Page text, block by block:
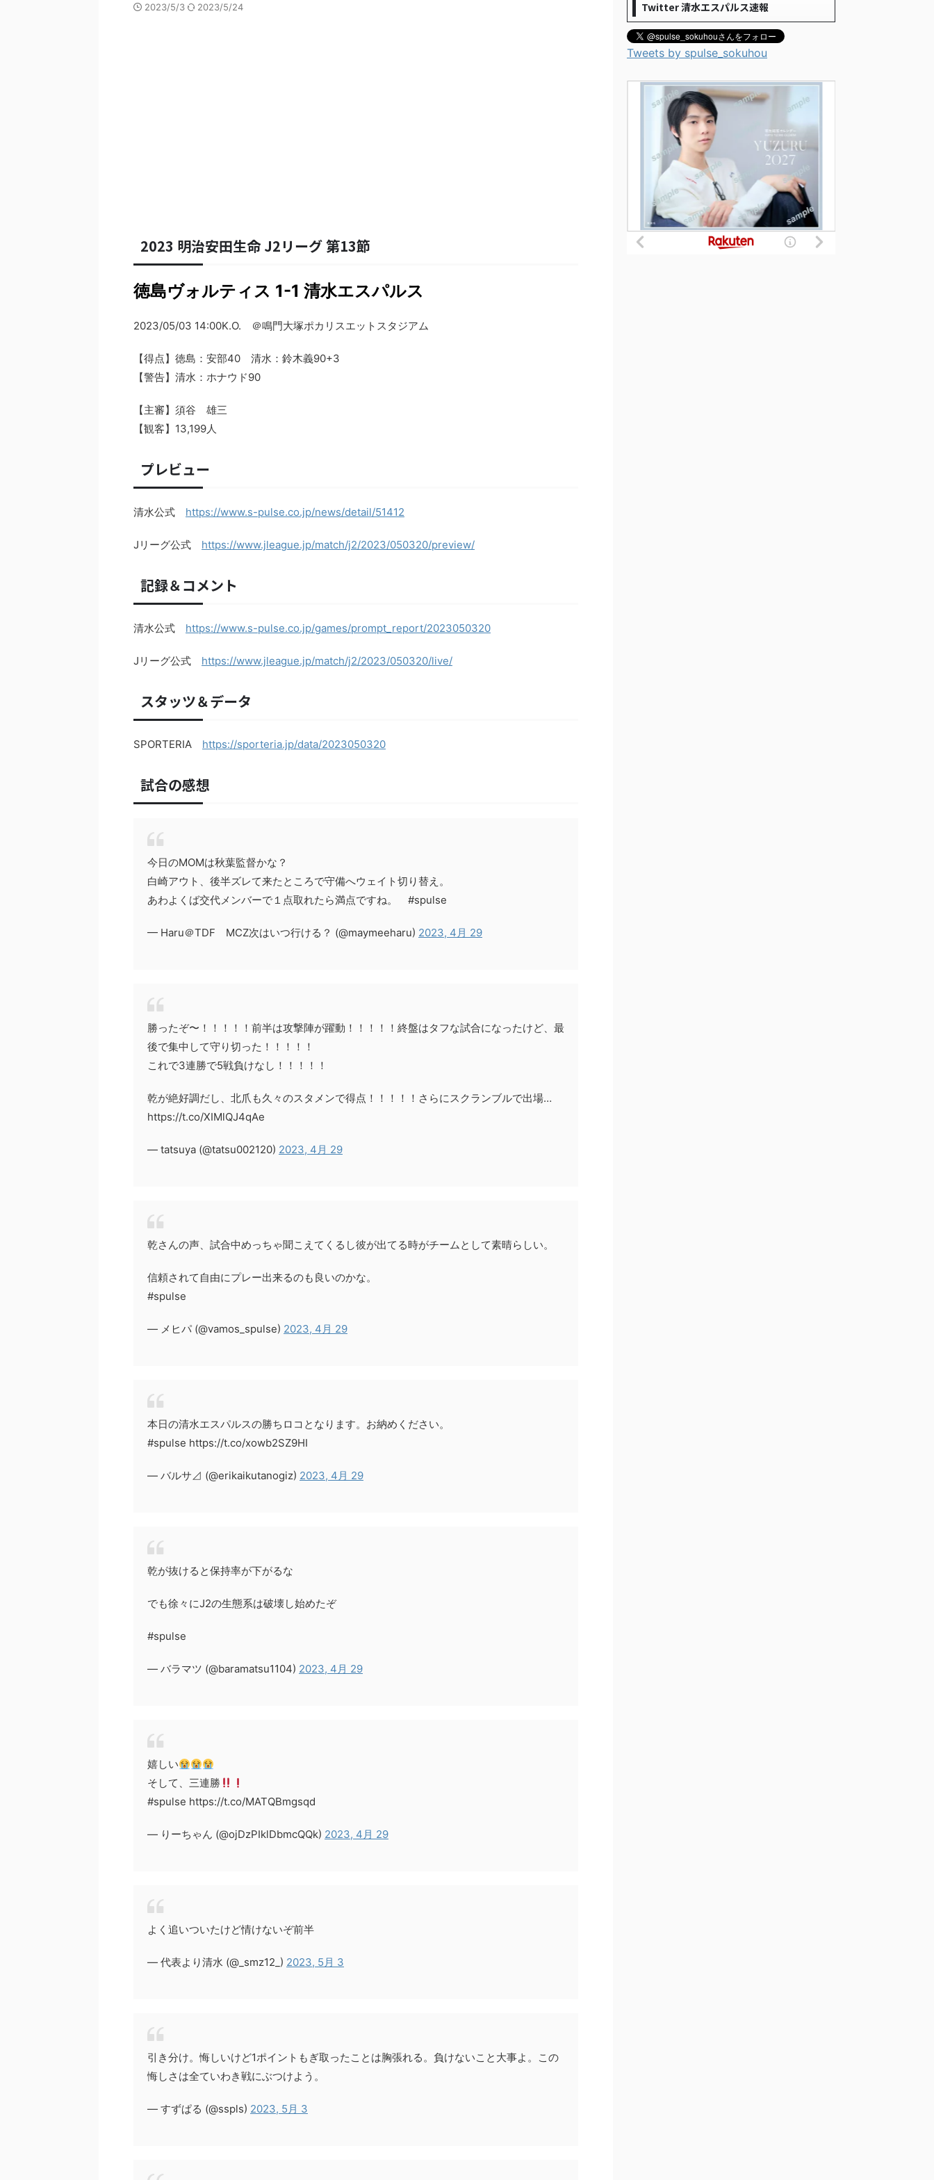
2023/5/3 2023/5/24
2023 明治安田生命 J2リーグ 第13節
徳島ヴォルティス 1-1 清水エスパルス
2023/05/03 14:00K.O. ＠鳴門大塚ポカリスエットスタジアム
【得点】徳島：安部40 清水：鈴木義90+3
【警告】清水：ホナウド90
【主審】須谷 雄三
【観客】13,199人
プレビュー
清水公式 https://www.s-pulse.co.jp/news/detail/51412
Jリーグ公式 https://www.jleague.jp/match/j2/2023/050320/preview/
記録＆コメント
清水公式 https://www.s-pulse.co.jp/games/prompt_report/2023050320
Jリーグ公式 https://www.jleague.jp/match/j2/2023/050320/live/
スタッツ＆データ
SPORTERIA https://sporteria.jp/data/2023050320
試合の感想
今日のMOMは秋葉監督かな？
白崎アウト、後半ズレて来たところで守備へウェイト切り替え。
あわよくば交代メンバーで１点取れたら満点ですね。 #spulse
— Haru＠TDF MCZ次はいつ行ける？ (@maymeeharu) 2023, 4月 29
勝ったぞ〜！！！！！前半は攻撃陣が躍動！！！！！終盤はタフな試合になったけど、最
後で集中して守り切った！！！！！
これで3連勝で5戦負けなし！！！！！
乾が絶好調だし、北爪も久々のスタメンで得点！！！！！さらにスクランブルで出場…
https://t.co/XIMlQJ4qAe
— tatsuya (@tatsu002120) 2023, 4月 29
乾さんの声、試合中めっちゃ聞こえてくるし彼が出てる時がチームとして素晴らしい。
信頼されて自由にプレー出来るのも良いのかな。
#spulse
— メヒパ (@vamos_spulse) 2023, 4月 29
本日の清水エスパルスの勝ちロコとなります。お納めください。
#spulse https://t.co/xowb2SZ9HI
— バルサ⊿ (@erikaikutanogiz) 2023, 4月 29
乾が抜けると保持率が下がるな
でも徐々にJ2の生態系は破壊し始めたぞ
#spulse
— バラマツ (@baramatsu1104) 2023, 4月 29
嬉しい
そして、三連勝
#spulse https://t.co/MATQBmgsqd
— りーちゃん (@ojDzPIklDbmcQQk) 2023, 4月 29
よく追いついたけど情けないぞ前半
— 代表より清水 (@_smz12_) 2023, 5月 3
引き分け。悔しいけど1ポイントもぎ取ったことは胸張れる。負けないこと大事よ。この
悔しさは全ていわき戦にぶつけよう。
— すずぱる (@sspls) 2023, 5月 3
Twitter 清水エスパルス速報
Tweets by spulse_sokuhou